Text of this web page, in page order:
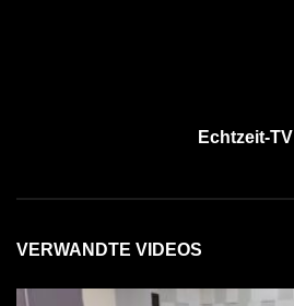
Echtzeit-TV
VERWANDTE VIDEOS